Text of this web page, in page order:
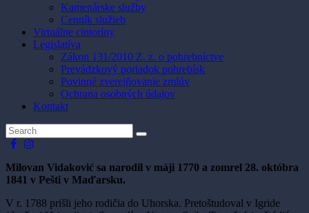
Kamenárske služby
Cenník služieb
Virtuálne cintoríny
Legislatíva
Zákon 131/2010 Z. z. o pohrebníctve
Prevádzkový poriadok pohrebísk
Povinné zverejňovanie zmlúv
Ochrana osobných údajov
Kontakt
Milovan Vidaković sa narodil v máji 1770 a zomrel 28. októbra
1841 v Pešti v Maďarsku.
V r. 1788 prišli jeho rodičia do Uhorska. Pretoštudoval v Igride